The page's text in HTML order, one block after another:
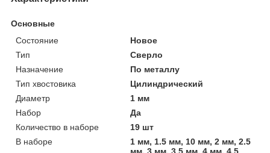
Основные
Состояние
Новое
Тип
Сверло
Назначение
По металлу
Тип хвостовика
Цилиндрический
Диаметр
1 мм
Набор
Да
Количество в наборе
19 шт
В наборе
1 мм, 1.5 мм, 10 мм, 2 мм, 2.5
мм, 3 мм, 3.5 мм, 4 мм, 4.5